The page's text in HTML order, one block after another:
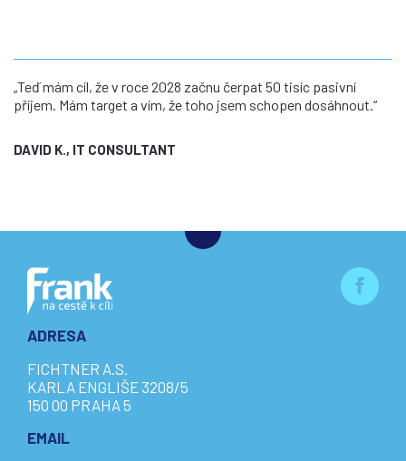
„Teď mám cíl, že v roce 2028 začnu čerpat 50 tisíc pasivní
příjem. Mám target a vím, že toho jsem schopen dosáhnout.“
DAVID K., IT CONSULTANT
ADRESA
FICHTNER A.S.
KARLA ENGLIŠE 3208/5
150 00 PRAHA 5
EMAIL